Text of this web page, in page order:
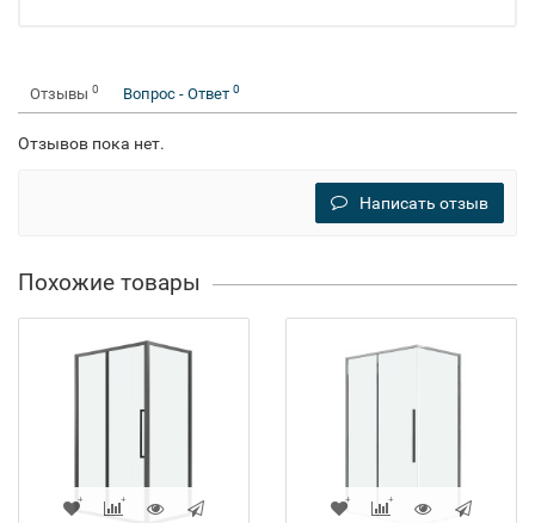
Отзывы 0 Вопрос - Ответ 0
Отзывов пока нет.
Написать отзыв
Похожие товары